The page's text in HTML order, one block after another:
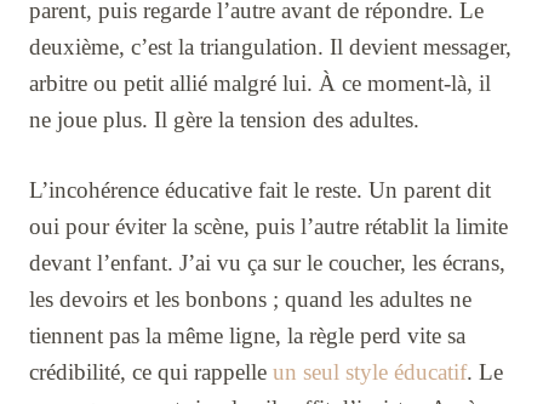
parent, puis regarde l’autre avant de répondre. Le
deuxième, c’est la triangulation. Il devient messager,
arbitre ou petit allié malgré lui. À ce moment-là, il
ne joue plus. Il gère la tension des adultes.
L’incohérence éducative fait le reste. Un parent dit
oui pour éviter la scène, puis l’autre rétablit la limite
devant l’enfant. J’ai vu ça sur le coucher, les écrans,
les devoirs et les bonbons ; quand les adultes ne
tiennent pas la même ligne, la règle perd vite sa
crédibilité, ce qui rappelle un seul style éducatif. Le